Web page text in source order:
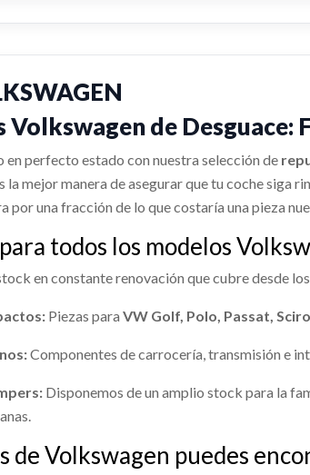
DELANTERA
DERECHA...
(7M8) BÁSICO
OEM: 7M3407452AX
shopping_cart
Volkswagen de
en perfecto estado con nuestra selección de
la mejor manera de asegurar que tu coche siga
por una fracción de lo que costaría una pieza
todos los modelos
en constante renovación que cubre desde
Piezas para VW Golf, Polo, Passat,
Componentes de carrocería, transmisión e
Disponemos de un amplio stock para la
de Volkswagen puedes